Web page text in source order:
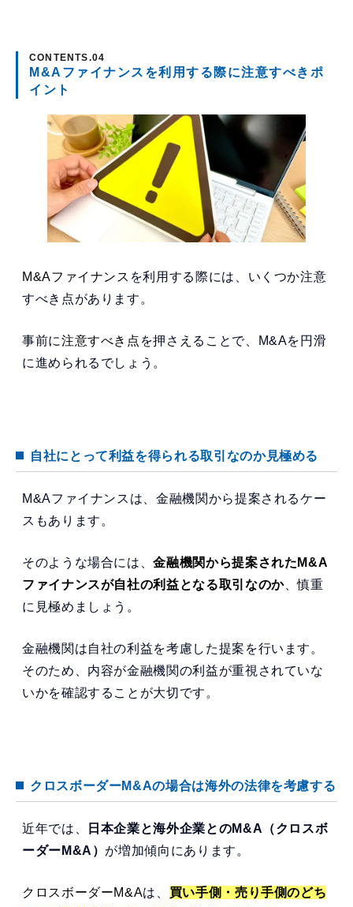
M&Aファイナンスを利用する際に注意すべきポ
イント
M&Aファイナンス を利用する際には、いくつか注意
すべき点があります。
事前に注意すべき点 を押さえることで、M&Aを円滑
に進められるでしょう。
自社にとって利益を得られる取引なのか見極める
M&Aファイナンスは、金融機関から提案されるケー
スもあります。
そのような場合には、金融機関から提案されたM&A
ファイナンスが自社の利益となる取引なのか、慎重
に見極めましょう。
金融機関は自社の利益を考慮した提案を行います。
そのため、内容が金融機関の利益が重視されていな
いかを確認することが大切です。
クロスボーダーM&Aの場合は海外の法律を考慮する
近年では、
日本企業と海外企業とのM&A（クロスボ
ーダーM&A） が増加傾向にあります。
クロスボーダーM&Aは、 買い手側・売り手側のどち